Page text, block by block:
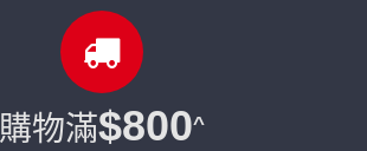
購物滿$800^